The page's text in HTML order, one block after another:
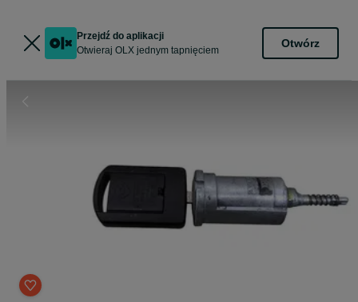
Przejdź do aplikacji
Otwieraj OLX jednym tapnięciem
Otwórz